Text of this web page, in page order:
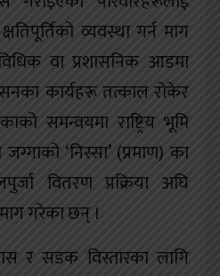
व्यवस्था गर्न माग
वा प्रशासनिक आडमा
कार्यहरू तत्काल रोकेर
समन्वयमा राष्ट्रिय भूमि
‘निस्सा’ (प्रमाण) का
वितरण प्रक्रिया अघि
गरेका छन् ।
र सडक विस्तारका लागि